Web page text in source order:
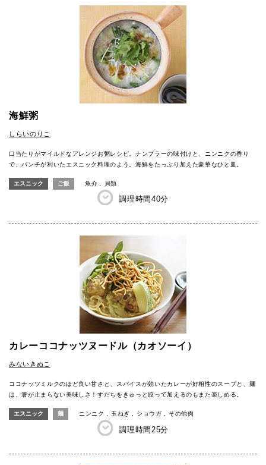
海鮮粥
しらいのりこ
口当たりがマイルドなアレンジお粥レシピ。ナンプラーの味付けと、ニンニクの香り
で、パンチが利いたエスニック料理のよう。海鮮をたっぷり加えた豪華なひと皿。
エスニック ご飯 魚介 貝類
調理時間40分
カレーココナッツヌードル（カオソーイ）
みないきぬこ
ココナッツミルクのほど良い甘さと、スパイスが効いたカレーが好相性のスープと、麺
は、箸が止まらない美味しさ！すだちをきゅっと絞って加えるのもまた楽しめる。
エスニック 麺 ニンニク 玉ねぎ ショウガ その他肉
調理時間 25分